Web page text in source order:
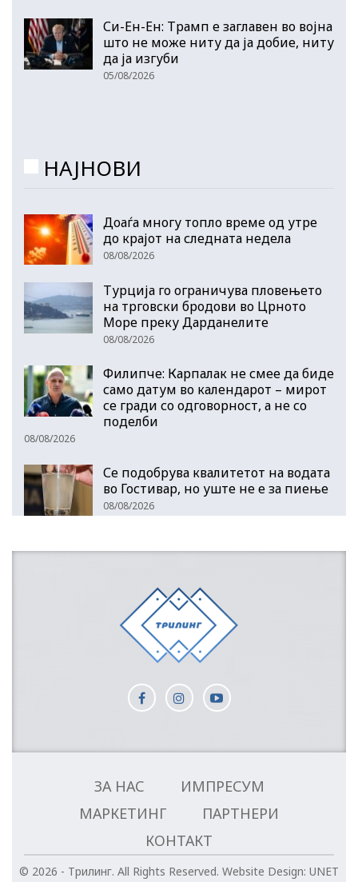
Си-Ен-Ен: Трамп е заглавен во војна
што не може ниту да ја добие, ниту
да ја изгуби
05/08/2026
НАЈНОВИ
Доаѓа многу топло време од утре
до крајот на следната недела
08/08/2026
Турција го ограничува пловењето
на трговски бродови во Црното
Море преку Дарданелите
08/08/2026
Филипче: Карпалак не смее да биде
само датум во календарот – мирот
се гради со одговорност, а не со
поделби
08/08/2026
Се подобрува квалитетот на водата
во Гостивар, но уште не е за пиење
08/08/2026
ЗА НАС
ИМПРЕСУМ
МАРКЕТИНГ
ПАРТНЕРИ
КОНТАКТ
© 2026 - Трилинг. All Rights Reserved. Website Design: UNET